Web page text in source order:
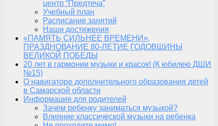
центр “Предтеча”
Учебный план
Расписание занятий
Наши достижения
«ПАМЯТЬ СИЛЬНЕЕ ВРЕМЕНИ»,
ПРАЗДНОВАНИЕ 80-ЛЕТИЕ ГОДОВЩИНЫ
ВЕЛИКОЙ ПОБЕДЫ
20 лет в гармонии музыки и красок! (К юбилею ДШИ
№15)
О навигаторе дополнительного образования детей
в Самарской области
Информация для родителей
Зачем ребенку заниматься музыкой?
Влияние классической музыки на ребенка